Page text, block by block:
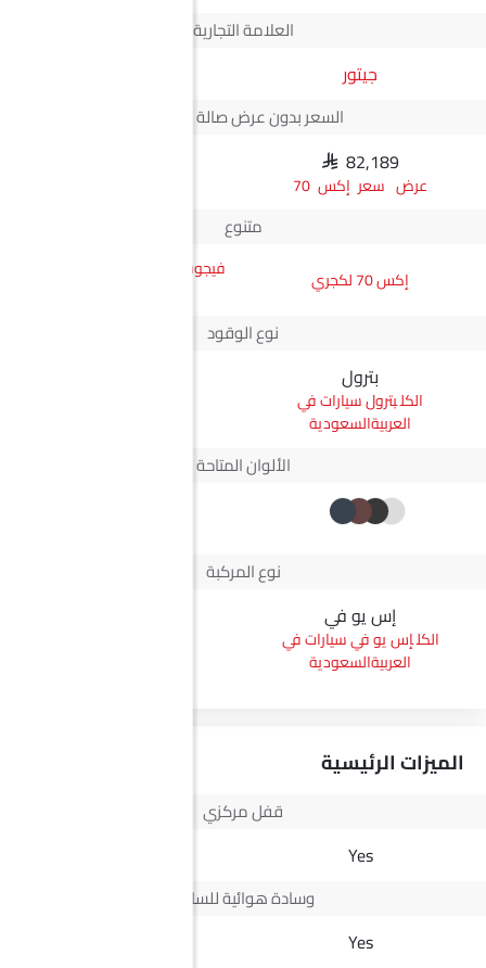
العلامة التجارية
جيتور
السعر بدون عرض صالة العرض*
SAR 82,189
سعر إكس 70
متنوع
إكس 70 لكجري
فيجوس جي إل ناقل أوتوماتيكي
نوع الوقود
بترول
بترول سيارات في
العربيةالسعودية
الألوان المتاحة
نوع المركبة
إس يو في
إس يو في سيارات في
العربيةالسعودية
الميزات الرئيسية
قفل مركزي
Yes
وسادة هوائية للسائق
Yes